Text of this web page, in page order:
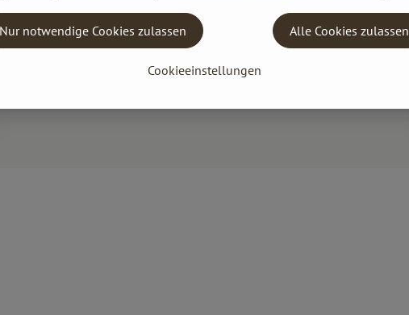
Cookieeinstellungen
Nur notwendige Cookies zulassen Alle Cookies zulassen